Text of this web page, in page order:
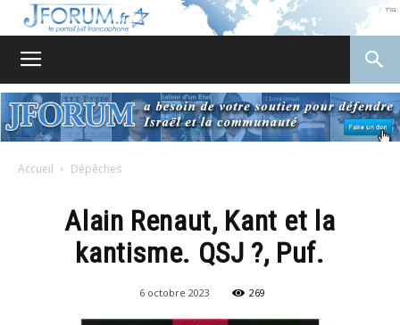
Accueil Dépêches
Alain Renaut, Kant et la
kantisme. QSJ ?, Puf.
6 octobre 2023 269